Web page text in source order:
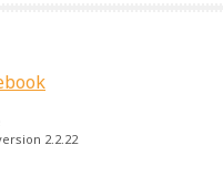
2.2.22